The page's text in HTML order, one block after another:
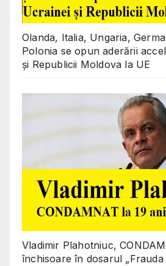
Olanda, Italia, Ungaria,
Polonia se opun aderării
și Republicii Moldova la UE
Vladimir Plahotniuc,
închisoare în dosarul „Frauda